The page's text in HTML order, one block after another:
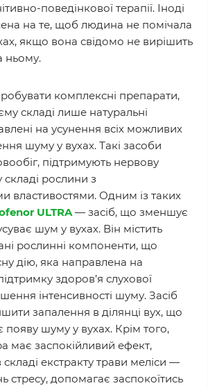
поведінкової терапії. Іноді
на те, щоб людина не помічала
якщо вона свідомо не вирішить
ньому.
комплексні препарати,
складі лише натуральні
на усунення всіх можливих
шуму у вухах. Такі засоби
підтримують нервову
рослини з
властивостями. Одним із таких
ULTRA — засіб, що зменшує
шум у вухах. Він містить
рослинні компоненти, що
дію, яка направлена на
здоров’я слухової
інтенсивності шуму. Засіб
запалення в ділянці вух, що
появу шуму у вухах. Крім того,
має заспокійливий ефект,
складі екстракту трави меліси —
стресу, допомагає заспокоїтись